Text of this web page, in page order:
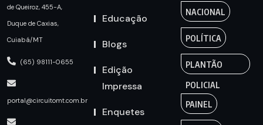
de Queiroz, 455-A,
Duque de Caxias,
Cuiabá/MT
(65) 98111-0655
portal@circuitomt.com.br
Educação
Blogs
Edição
Impressa
Enquetes
NACIONAL
POLÍTICA
PLANTÃO
POLICIAL
PAINEL